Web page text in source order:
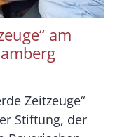
am
Zeitzeuge“
Stiftung, der